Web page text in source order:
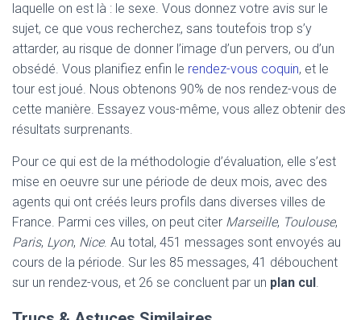
laquelle on est là : le sexe. Vous donnez votre avis sur le
sujet, ce que vous recherchez, sans toutefois trop s’y
attarder, au risque de donner l’image d’un pervers, ou d’un
obsédé. Vous planifiez enfin le rendez-vous coquin, et le
tour est joué. Nous obtenons 90% de nos rendez-vous de
cette manière. Essayez vous-même, vous allez obtenir des
résultats surprenants.
Pour ce qui est de la méthodologie d’évaluation, elle s’est
mise en oeuvre sur une période de deux mois, avec des
agents qui ont créés leurs profils dans diverses villes de
France. Parmi ces villes, on peut citer Marseille, Toulouse,
Paris, Lyon, Nice. Au total, 451 messages sont envoyés au
cours de la période. Sur les 85 messages, 41 débouchent
sur un rendez-vous, et 26 se concluent par un plan cul.